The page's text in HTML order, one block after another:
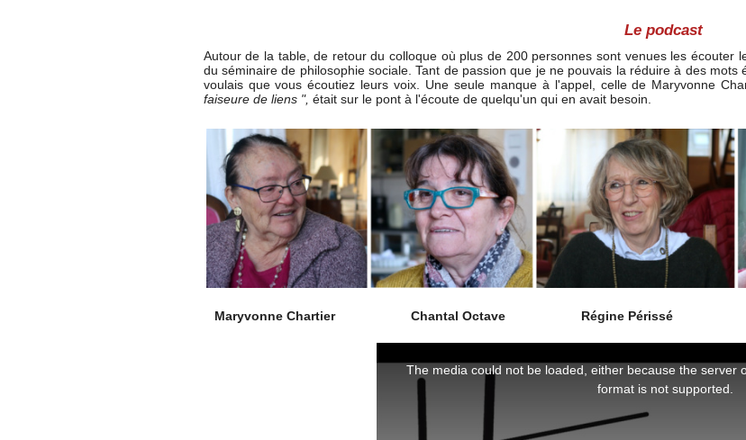
Le podcast
Autour de la table, de retour du colloque où plus de 200 personnes sont venues les écouter
du séminaire de philosophie sociale. Tant de passion que je ne pouvais la réduire à des
voulais que vous écoutiez leurs voix. Une seule manque à l'appel, celle de Maryvonne
faiseure de liens ", était sur le pont à l'écoute de quelqu'un qui en avait besoin.
Maryvonne Chartier Chantal Octave Régine